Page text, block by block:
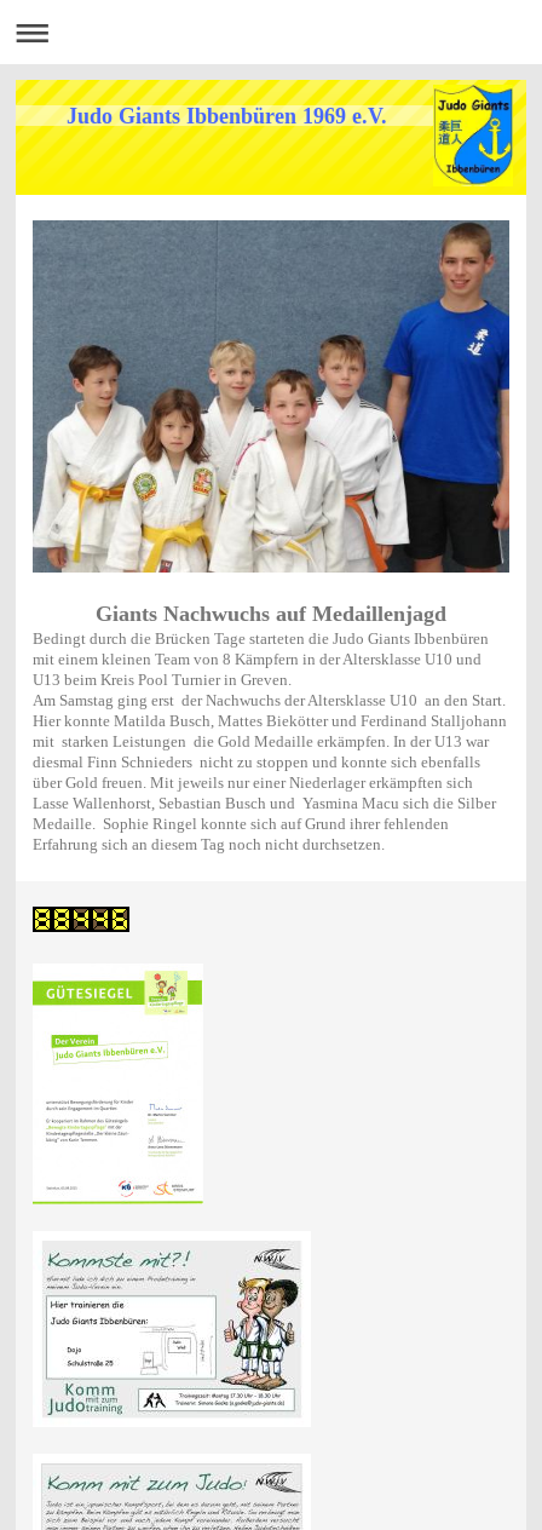
Judo Giants Ibbenbüren 1969 e.V.
Giants Nachwuchs auf Medaillenjagd
Bedingt durch die Brücken Tage starteten die Judo Giants Ibbenbüren
mit einem kleinen Team von 8 Kämpfern in der Altersklasse U10 und
U13 beim Kreis Pool Turnier in Greven.
Am Samstag ging erst der Nachwuchs der Altersklasse U10 an den Start.
Hier konnte Matilda Busch, Mattes Biekötter und Ferdinand Stalljohann
mit starken Leistungen die Gold Medaille erkämpfen. In der U13 war
diesmal Finn Schnieders nicht zu stoppen und konnte sich ebenfalls
über Gold freuen. Mit jeweils nur einer Niederlager erkämpften sich
Lasse Wallenhorst, Sebastian Busch und Yasmina Macu sich die Silber
Medaille. Sophie Ringel konnte sich auf Grund ihrer fehlenden
Erfahrung sich an diesem Tag noch nicht durchsetzen.